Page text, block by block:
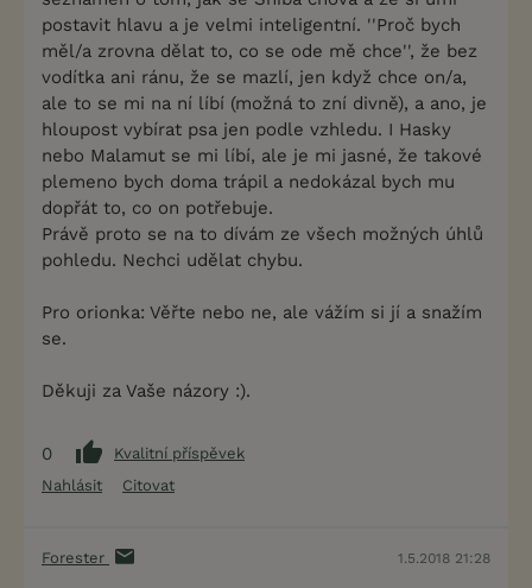
postavit hlavu a je velmi inteligentní. ''Proč bych
měl/a zrovna dělat to, co se ode mě chce'', že bez
vodítka ani ránu, že se mazlí, jen když chce on/a,
ale to se mi na ní líbí (možná to zní divně), a ano, je
hloupost vybírat psa jen podle vzhledu. I Hasky
nebo Malamut se mi líbí, ale je mi jasné, že takové
plemeno bych doma trápil a nedokázal bych mu
dopřát to, co on potřebuje.
Právě proto se na to dívám ze všech možných úhlů
pohledu. Nechci udělat chybu.
Pro orionka: Věřte nebo ne, ale vážím si jí a snažím
se.
Děkuji za Vaše názory :).
0
Kvalitní příspěvek
Nahlásit
Citovat
Forester 1.5.2018 21:28